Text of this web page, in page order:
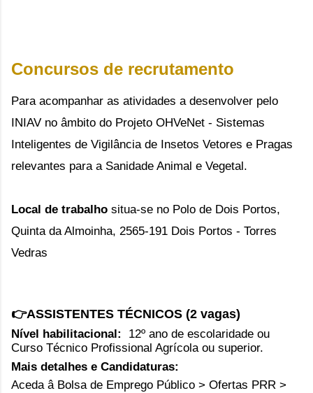
Concursos de recrutamento
Para acompanhar as atividades a desenvolver pelo
INIAV no âmbito do Projeto OHVeNet - Sistemas
Inteligentes de Vigilância de Insetos Vetores e Pragas
relevantes para a Sanidade Animal e Vegetal.
Local de trabalho situa-se no Polo de Dois Portos,
Quinta da Almoinha, 2565-191 Dois Portos - Torres
Vedras
👉ASSISTENTES TÉCNICOS (2 vagas)
Nível habilitacional: 12º ano de escolaridade ou
Curso Técnico Profissional Agrícola ou superior.
Mais detalhes e Candidaturas:
Aceda â Bolsa de Emprego Público > Ofertas PRR >